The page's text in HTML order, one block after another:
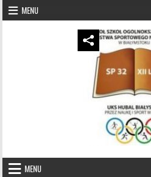
Skip to content
MENU
UKS Hubal Białystok
MENU